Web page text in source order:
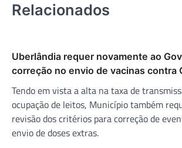
Relacionados
Uberlândia requer novamente ao
correção no envio de vacinas contra
Tendo em vista a alta na taxa de
ocupação de leitos, Município também
revisão dos critérios para correção de
envio de doses extras.